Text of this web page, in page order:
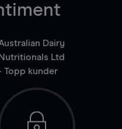
Dairy
Nutritionals Ltd
Topp kunder